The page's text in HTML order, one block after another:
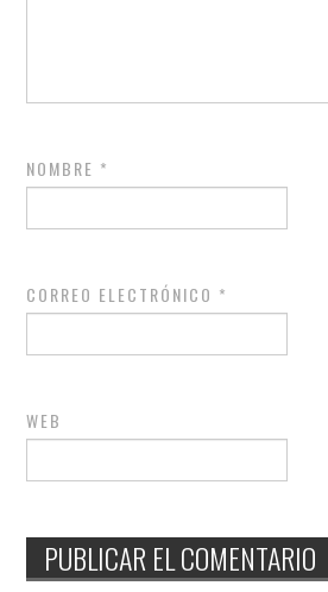
NOMBRE *
CORREO ELECTRÓNICO *
WEB